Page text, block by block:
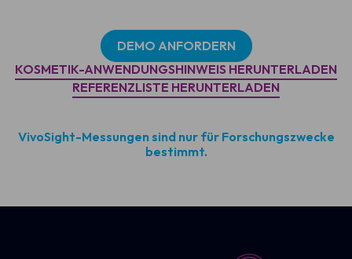
DEMO ANFORDERN
KOSMETIK-ANWENDUNGSHINWEIS HERUNTERLADEN
REFERENZLISTE HERUNTERLADEN
VivoSight-Messungen sind nur für Forschungszwecke
bestimmt.